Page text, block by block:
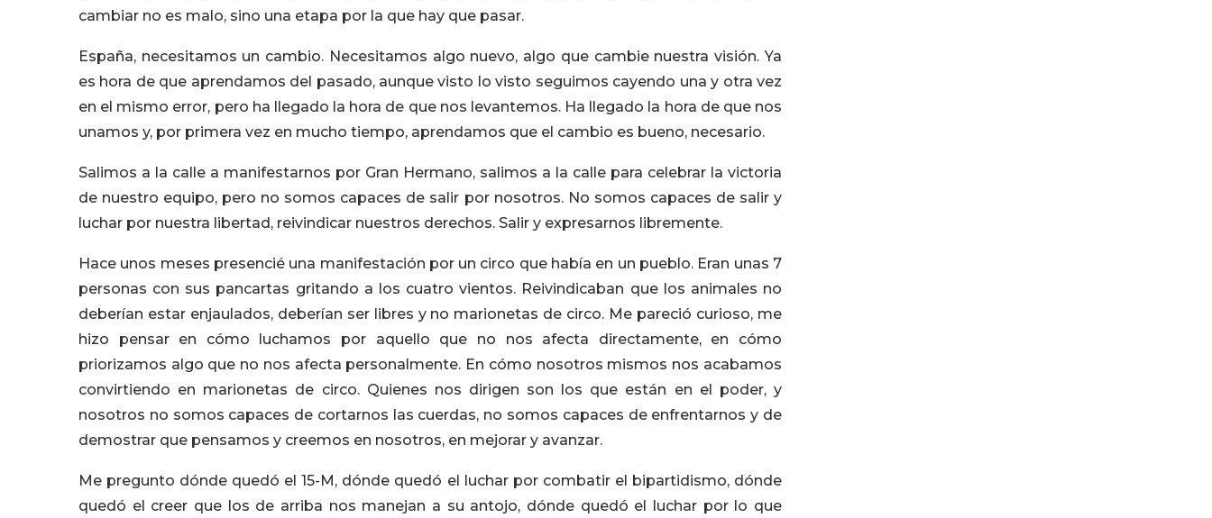
cambiar no es malo, sino una etapa por la que hay que pasar.
España, necesitamos un cambio. Necesitamos algo nuevo, algo que cambie nuestra visión. Ya
es hora de que aprendamos del pasado, aunque visto lo visto seguimos cayendo una y otra vez
en el mismo error, pero ha llegado la hora de que nos levantemos. Ha llegado la hora de que nos
unamos y, por primera vez en mucho tiempo, aprendamos que el cambio es bueno, necesario.
Salimos a la calle a manifestarnos por Gran Hermano, salimos a la calle para celebrar la victoria
de nuestro equipo, pero no somos capaces de salir por nosotros. No somos capaces de salir y
luchar por nuestra libertad, reivindicar nuestros derechos. Salir y expresarnos libremente.
Hace unos meses presencié una manifestación por un circo que había en un pueblo. Eran unas 7
personas con sus pancartas gritando a los cuatro vientos. Reivindicaban que los animales no
deberían estar enjaulados, deberían ser libres y no marionetas de circo. Me pareció curioso, me
hizo pensar en cómo luchamos por aquello que no nos afecta directamente, en cómo
priorizamos algo que no nos afecta personalmente. En cómo nosotros mismos nos acabamos
convirtiendo en marionetas de circo. Quienes nos dirigen son los que están en el poder, y
nosotros no somos capaces de cortarnos las cuerdas, no somos capaces de enfrentarnos y de
demostrar que pensamos y creemos en nosotros, en mejorar y avanzar.
Me pregunto dónde quedó el 15-M, dónde quedó el luchar por combatir el bipartidismo, dónde
quedó el creer que los de arriba nos manejan a su antojo, dónde quedó el luchar por lo que